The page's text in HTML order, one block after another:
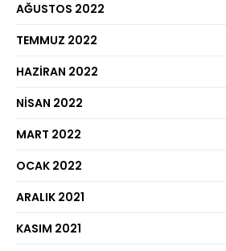
AĞUSTOS 2022
TEMMUZ 2022
HAZIRAN 2022
NISAN 2022
MART 2022
OCAK 2022
ARALIK 2021
KASIM 2021